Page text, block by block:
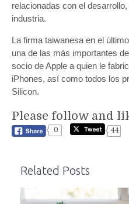
relacionadas con el
industria.
La firma taiwanesa en el
una de las más importantes
socio de Apple a quien le
iPhones, así como todos los
Silicon.
Please follow and
0
44
Related Posts